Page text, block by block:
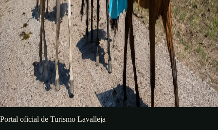
Portal oficial de Turismo Lavalleja